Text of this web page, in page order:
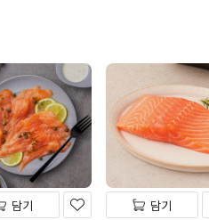
담기 담기